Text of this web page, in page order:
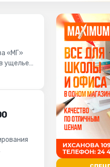
«МГ»
ущелье